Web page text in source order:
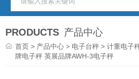
PRODUCTS 产品中心
首页 > 产品中心 > 电子台秤 >计重电子
牌电子秤 英展品牌AWH-3电子秤